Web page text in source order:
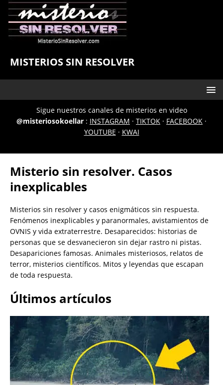
MISTERIOS SIN RESOLVER
Sigue nuestros canales de misterios en video
@misteriosokoellar : INSTAGRAM · TIKTOK · FACEBOOK ·
YOUTUBE · KWAI
Misterio sin resolver. Casos
inexplicables
Misterios sin resolver y casos enigmáticos sin respuesta.
Fenómenos inexplicables y paranormales, avistamientos de
OVNIS y vida extraterrestre. Desaparecidos: historias de
personas que se desvanecieron sin dejar rastro ni pistas.
Desapariciones famosas. Animales misteriosos, relatos de
terror, misterios científicos. Mitos y leyendas que escapan
de toda respuesta.
Últimos artículos